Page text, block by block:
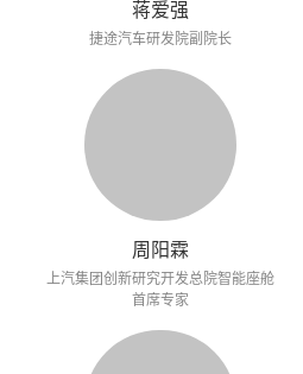
蒋爱强
捷途汽车研发院副院长
周阳霖
上汽集团创新研究开发总院智能座舱
首席专家